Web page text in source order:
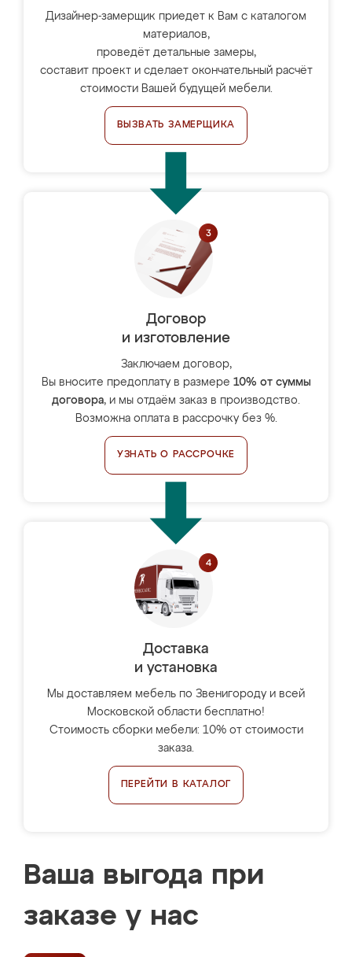
Дизайнер-замерщик приедет к Вам с каталогом
материалов,
проведёт детальные замеры,
составит проект и сделает окончательный расчёт
стоимости Вашей будущей мебели.
ВЫЗВАТЬ ЗАМЕРЩИКА
Договор
и изготовление
Заключаем договор,
Вы вносите предоплату в размере 10% от суммы
договора, и мы отдаём заказ в производство.
Возможна оплата в рассрочку без %.
УЗНАТЬ О РАССРОЧКЕ
Доставка
и установка
Мы доставляем мебель по Звенигороду и всей
Московской области бесплатно!
Стоимость сборки мебели: 10% от стоимости
заказа.
ПЕРЕЙТИ В КАТАЛОГ
Ваша выгода при
заказе у нас